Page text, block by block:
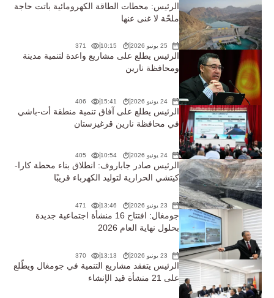
الرئيس: محطات الطاقة الكهرومائية باتت حاجة
ملحّة لا غنى عنها
25 يونيو 2026 10:15
371
الرئيس يطلع على مشاريع واعدة لتنمية مدينة
ومحافظة نارين
24 يونيو 2026 15:41
406
الرئيس يطلع على آفاق تنمية منطقة أت-باشي
في محافظة نارين قرغيزستان
24 يونيو 2026 10:54
405
الرئيس صادر جاباروف: انطلاق بناء محطة كارا-
كيتشي الحرارية لتوليد الكهرباء قريبًا
23 يونيو 2026 13:46
471
جومغال: افتتاح 16 منشأة اجتماعية جديدة
بحلول نهاية العام 2026
23 يونيو 2026 13:13
370
الرئيس يتفقد مشاريع التنمية في جومغال ويطّلع
على 21 منشأة قيد الإنشاء